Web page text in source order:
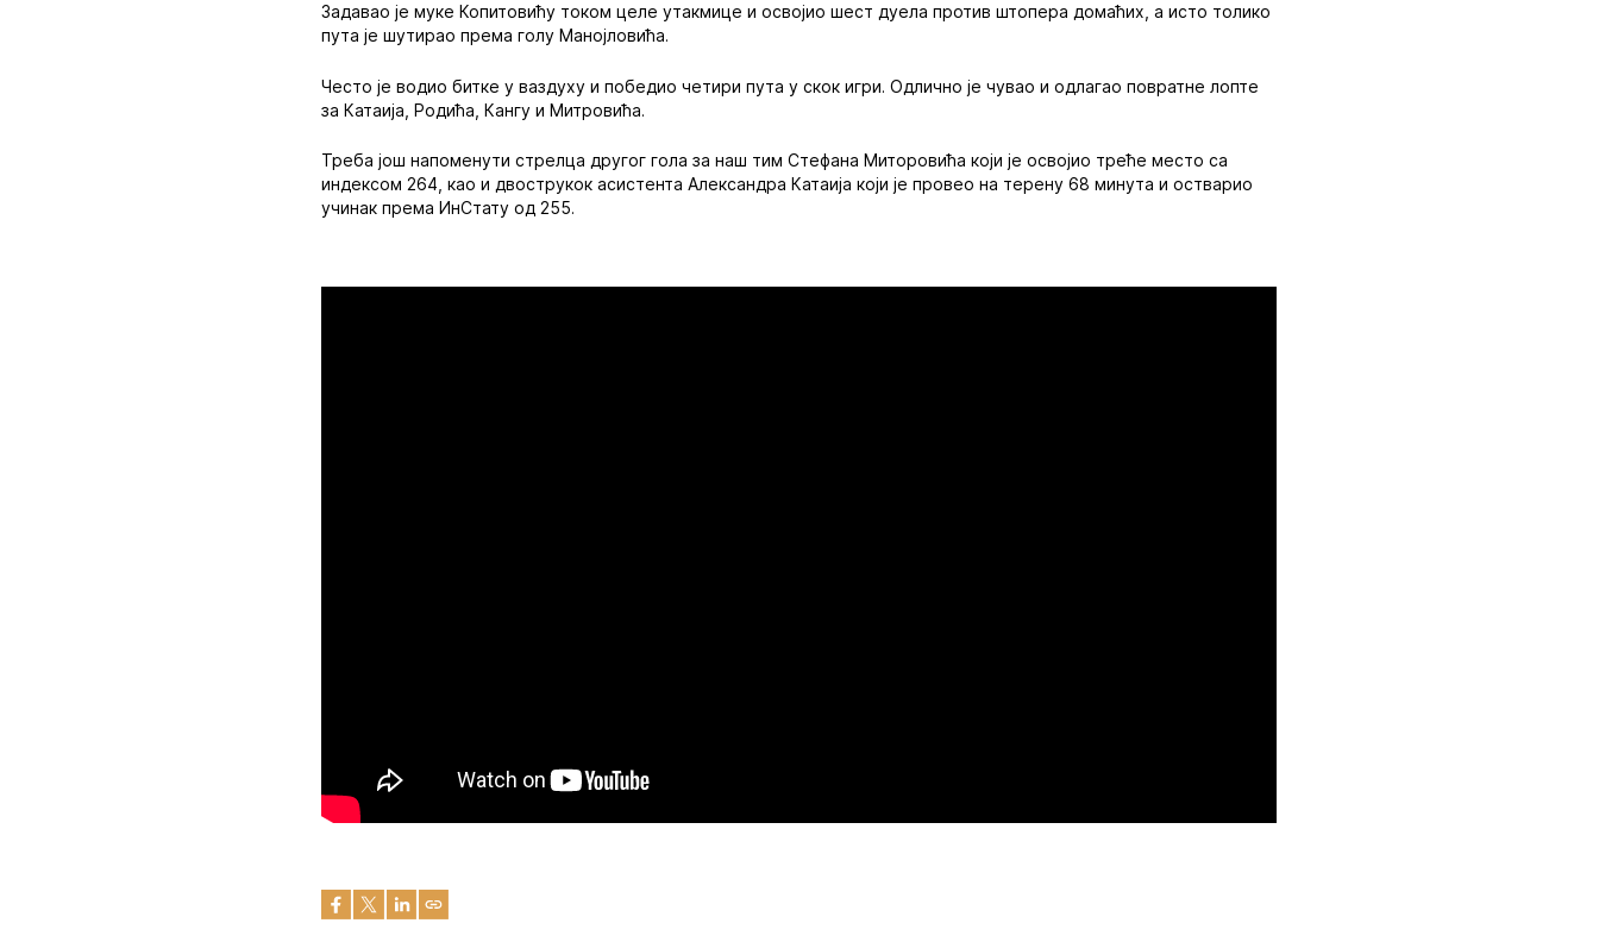
Задавао је муке Копитовићу током целе утакмице и освојио шест дуела против штопера домаћих, а исто толико
пута је шутирао према голу Манојловића.
Често је водио битке у ваздуху и победио четири пута у скок игри. Одлично је чувао и одлагао повратне лопте
за Катаија, Родића, Кангу и Митровића.
Треба још напоменути стрелца другог гола за наш тим Стефана Миторовића који је освојио треће место са
индексом 264, као и двострукок асистента Александра Катаија који је провео на терену 68 минута и остварио
учинак према ИнСтату од 255.